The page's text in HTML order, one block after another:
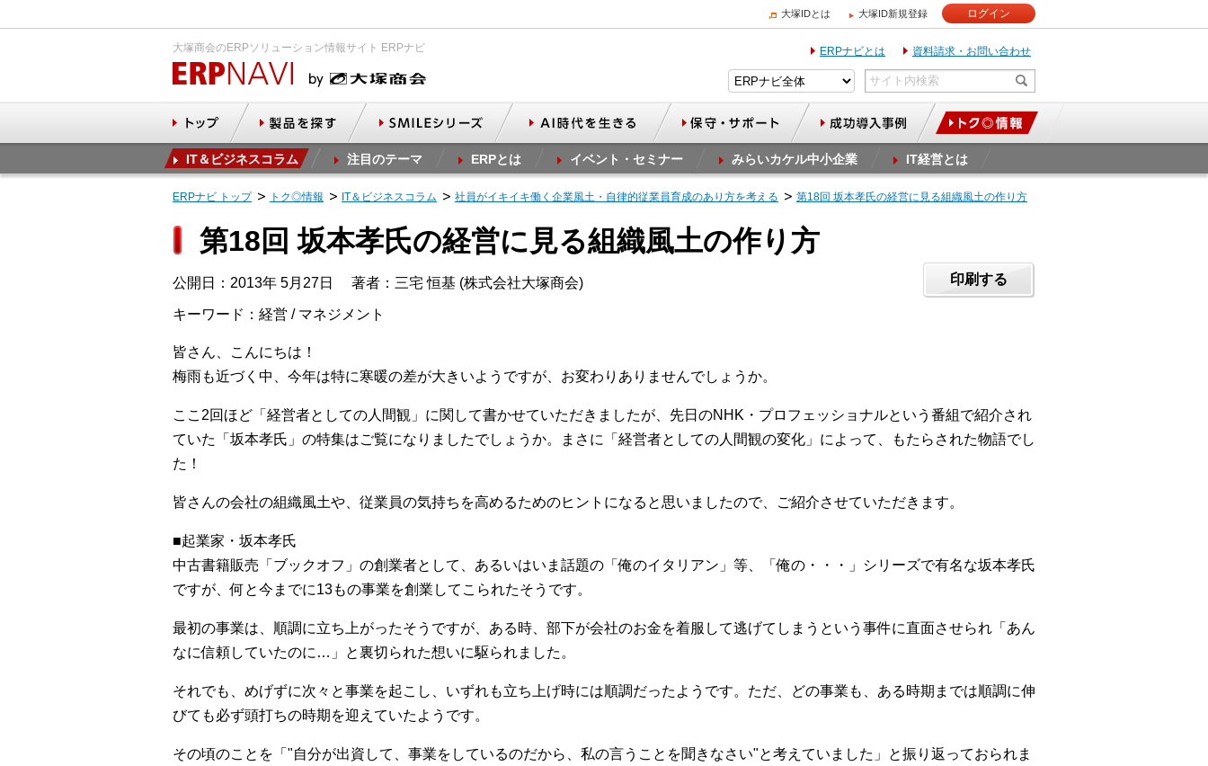
大塚IDとは 大塚ID新規登録 ログイン
大塚商会のERPソリューション情報サイト ERPナビ ERPナビとは 資料請求・お問い合わせ
IT＆ビジネスコラム 注目のテーマ ERPとは イベント・セミナー みらいカケル中小企業 IT経営とは
ERPナビ トップ トク◎情報 IT＆ビジネスコラム 社員がイキイキ働く企業風土・自律的従業員育成のあり方を考える 第18回 坂本孝氏の経営に見る組織風土の作り方
第18回 坂本孝氏の経営に見る組織風土の作り方
公開日：2013年 5月27日 著者：三宅 恒基 (株式会社大塚商会)
キーワード：経営 / マネジメント
印刷する
皆さん、こんにちは！
梅雨も近づく中、今年は特に寒暖の差が大きいようですが、お変わりありませんでしょうか。
ここ2回ほど「経営者としての人間観」に関して書かせていただきましたが、先日のNHK・プロフェッショナルという番組で紹介され
ていた「坂本孝氏」の特集はご覧になりましたでしょうか。まさに「経営者としての人間観の変化」によって、もたらされた物語でし
た！
皆さんの会社の組織風土や、従業員の気持ちを高めるためのヒントになると思いましたので、ご紹介させていただきます。
■起業家・坂本孝氏
中古書籍販売「ブックオフ」の創業者として、あるいはいま話題の「俺のイタリアン」等、「俺の・・・」シリーズで有名な坂本孝氏
ですが、何と今までに13もの事業を創業してこられたそうです。
最初の事業は、順調に立ち上がったそうですが、ある時、部下が会社のお金を着服して逃げてしまうという事件に直面させられ「あん
なに信頼していたのに…」と裏切られた想いに駆られました。
それでも、めげずに次々と事業を起こし、いずれも立ち上げ時には順調だったようです。ただ、どの事業も、ある時期までは順調に伸
びても必ず頭打ちの時期を迎えていたようです。
その頃のことを「"自分が出資して、事業をしているのだから、私の言うことを聞きなさい"と考えていました」と振り返っておられま